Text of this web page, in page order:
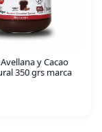
y Cacao
350 grs marca